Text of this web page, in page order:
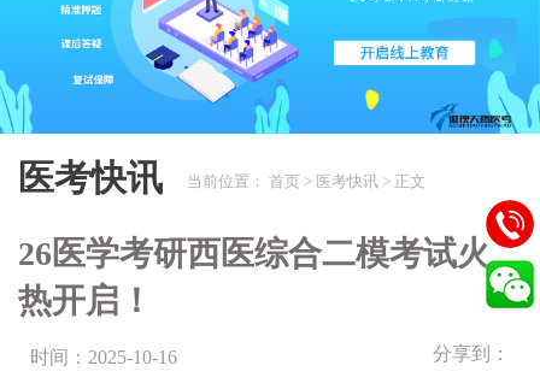
医考快讯 当前位置： 首页 > 医考快讯 > 正文
26医学考研西医综合二模考试火
热开启！
时间：2025-10-16 分享到：